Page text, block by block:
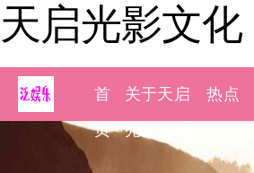
天启光影文化
首
页
关于天启
光影文化
热点